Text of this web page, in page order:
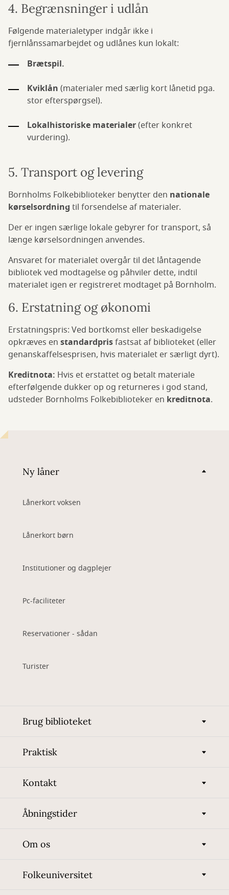
4. Begrænsninger i udlån
Følgende materialetyper indgår ikke i
fjernlånssamarbejdet og udlånes kun lokalt:
Brætspil.
Kviklån (materialer med særlig kort lånetid pga.
stor efterspørgsel).
Lokalhistoriske materialer(efter konkret
vurdering).
5. Transport og levering
Bornholms Folkebiblioteker benytter den nationale
kørselsordning til forsendelse af materialer.
Der er ingen særlige lokale gebyrer for transport, så
længe kørselsordningen anvendes.
Ansvaret for materialet overgår til det låntagende
bibliotek ved modtagelse og påhviler dette, indtil
materialet igen er registreret modtaget på Bornholm.
6. Erstatning og økonomi
Erstatningspris: Ved bortkomst eller beskadigelse
opkræves en standardprisfastsat af biblioteket (eller
genanskaffelsesprisen, hvis materialet er særligt dyrt).
Kreditnota: Hvis et erstattet og betalt materiale
efterfølgende dukker op og returneres i god stand,
udsteder Bornholms Folkebiblioteker en kreditnota.
Ny låner
Lånerkort voksen
Lånerkort børn
Institutioner og dagplejer
Pc-faciliteter
Reservationer - sådan
Turister
Brug biblioteket
Praktisk
Kontakt
Åbningstider
Om os
Folkeuniversitet